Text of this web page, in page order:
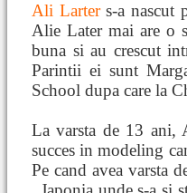
Ali Larters-a nascut
Alie Later mai are o
buna si au crescut
Parintii ei sunt
School dupa care la
La varsta de 13 ani,
succes in modeling
Pe cand avea varsta